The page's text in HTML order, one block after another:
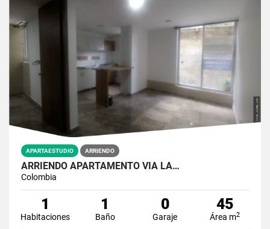
APARTAESTUDIO ARRIENDO
ARRIENDO APARTAMENTO VÍA LA…
Colombia
1
Habitaciones
1
Baño
0
Garaje
45
Área m2